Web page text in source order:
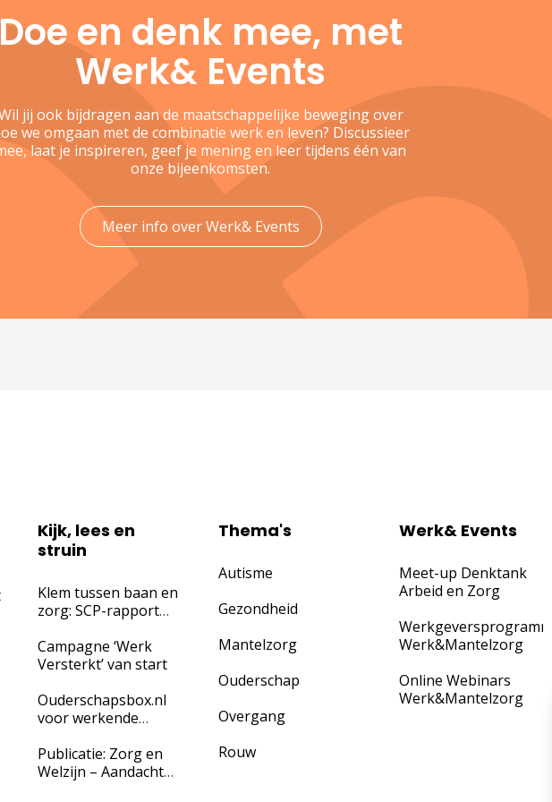
en denk mee, met
Werk& Events
jij ook bijdragen aan de maatschappelijke beweging over
we omgaan met de combinatie werk en leven? Discussieer
laat je inspireren, geef je mening en leer tijdens één van
onze bijeenkomsten.
Meer info over Werk& Events
Kijk, lees en
struin
Klem tussen baan en
zorg: SCP-rapport
werkgevers voor
‘onzichtbaar’ verzuim
mantelzorgtaken
Campagne ‘Werk
Versterkt’ van start
Ouderschapsbox.nl
voor werkende
werkgevers
Publicatie: Zorg en
Welzijn – Aandacht
Thema's
Autisme
Gezondheid
Mantelzorg
Ouderschap
Overgang
Rouw
Werk& Events
Meet-up Denktank
Arbeid en Zorg
Werkgeversprogramma
Werk&Mantelzorg
Online Webinars
Werk&Mantelzorg